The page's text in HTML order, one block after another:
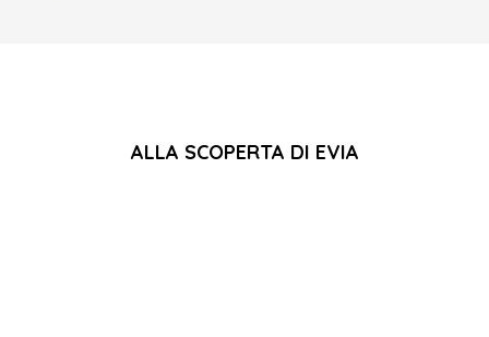
ALLA SCOPERTA DI EVIA